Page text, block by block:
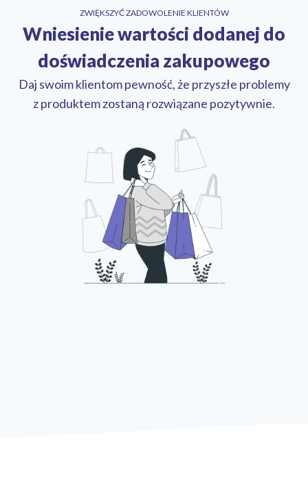
ZWIĘKSZYĆ ZADOWOLENIE KLIENTÓW
Wniesienie wartości dodanej do
doświadczenia zakupowego
Daj swoim klientom pewność, że przyszłe problemy
z produktem zostaną rozwiązane pozytywnie.